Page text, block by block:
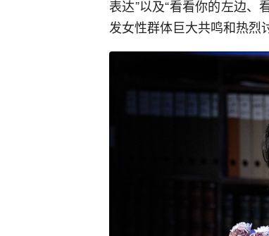
表达”以及“看看你的左边
发女性群体巨大共鸣和热烈